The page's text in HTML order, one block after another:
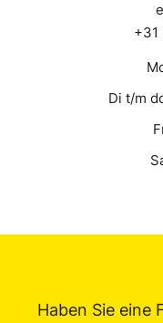
+31
Di t/m
Haben Sie eine